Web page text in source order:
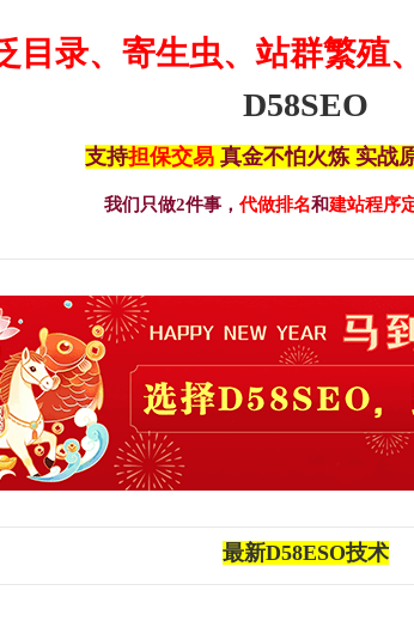
目录、寄生虫、站群繁殖
D58SEO
支持担保交易真金不怕火炼 实战
我们只做2件事， 代做排名和建站程序
最新D58ESO技术